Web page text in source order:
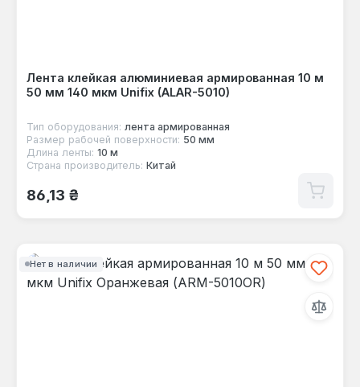
Лента клейкая алюминиевая армированная 10 м
50 мм 140 мкм Unifix (ALAR-5010)
Тип оборудования: лента армированная
Размер рабочей поверхности: 50 мм
Длина ленты: 10 м
Страна производитель: Китай
Обычная цена:
86,13 ₴
Нет в наличии